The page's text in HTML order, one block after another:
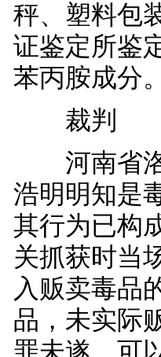
秤、塑料包
证鉴定所鉴
苯丙胺成分。
裁判
河南省洛
浩明明知是
其行为已构
关抓获时当
入贩卖毒品
品，未实际